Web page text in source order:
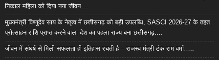
निकाल महिला को दिया नया जीवन….
मुख्यमंत्री विष्णुदेव साय के नेतृत्व में छत्तीसगढ़ को बड़ी उपलब्धि, SASCI 2026-27 के तहत
प्रोत्साहन राशि प्राप्त करने वाला देश का पहला राज्य बना छत्तीसगढ़….
जीवन में संघर्ष से मिली सफलता ही इतिहास रचती है – राजस्व मंत्री टंक राम वर्मा…..